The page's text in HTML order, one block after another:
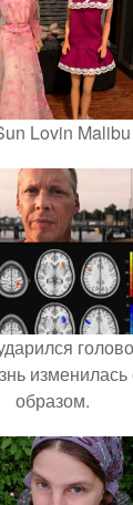
Lovin
образом.